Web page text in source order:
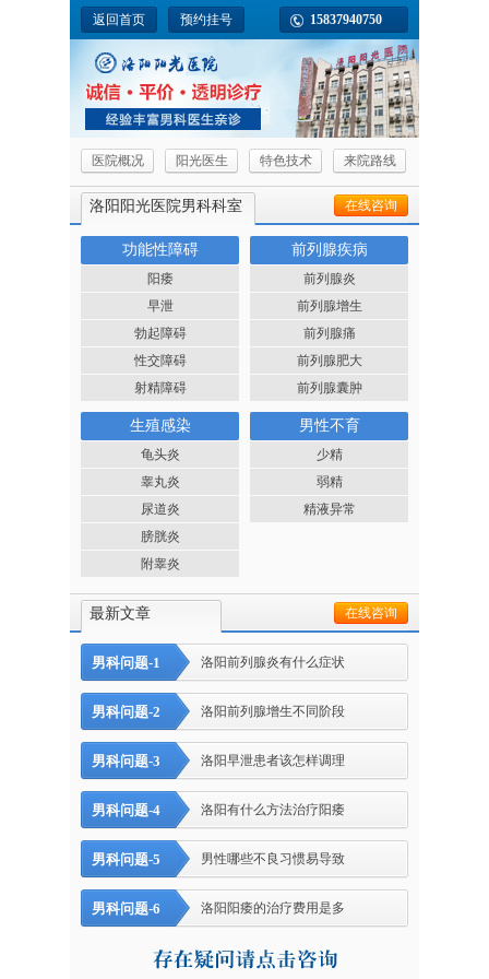
返回首页 预约挂号 15837940750
医院概况 阳光医生 特色技术 来院路线
洛阳阳光医院男科科室 在线咨询
功能性障碍
阳痿
早泄
勃起障碍
性交障碍
射精障碍
前列腺疾病
前列腺炎
前列腺增生
前列腺痛
前列腺肥大
前列腺囊肿
生殖感染
龟头炎
睾丸炎
尿道炎
膀胱炎
附睾炎
男性不育
少精
弱精
精液异常
最新文章 在线咨询
男科问题-1 洛阳前列腺炎有什么症状
男科问题-2 洛阳前列腺增生不同阶段
男科问题-3 洛阳早泄患者该怎样调理
男科问题-4 洛阳有什么方法治疗阳痿
男科问题-5 男性哪些不良习惯易导致
男科问题-6 洛阳阳痿的治疗费用是多